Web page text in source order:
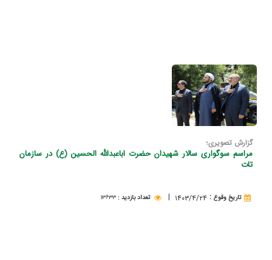
گزارش تصویری؛
مراسم سوگواری سالار شهیدان حضرت اباعبدالله الحسین (ع) در سازمان
تات
تاريخ وقوع : ۱۴۰۳/۴/۲۴ | تعداد بازدید : ۱۳۶۳۳